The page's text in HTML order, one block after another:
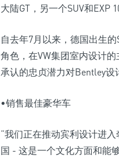
大陆GT，另一个SUV和EXP
自去年7月以来，德国出生
角色，在VW集团室内设计
承认的忠贞潜力对Bentley设
•销售最佳豪华车
“我们正在推动宾利设计进
国 - 这是一个文化方面和能